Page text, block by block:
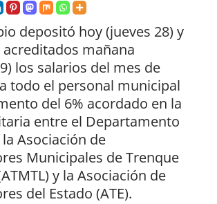
depositó hoy (jueves 28) y
mañana
los salarios del mes de
todo el personal municipal
del 6% acordado en la
entre el Departamento
Asociación de
Municipales de Trenque
y la Asociación de
del Estado (ATE).